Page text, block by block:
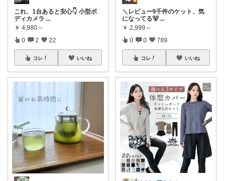
これ、1台あると安心👇 小型ボ
ディカメラ ...
￥ 4,980～
0 2 22
コレ いいね
＼レビュー9千件のケット、気
になってる🐻‍ ...
￥ 2,999～
0 0 789
コレ いいね